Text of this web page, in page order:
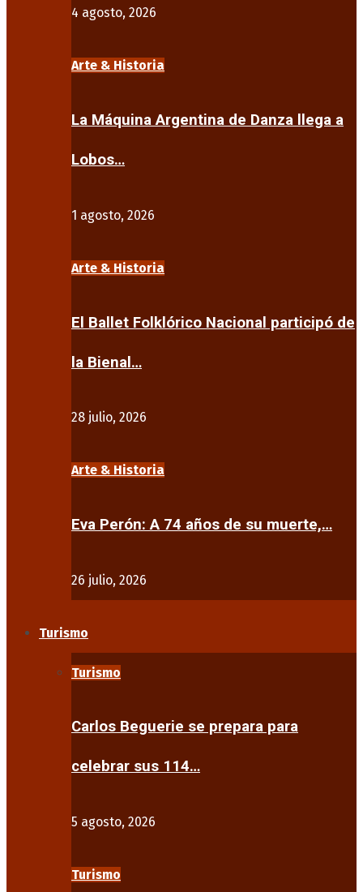
4 agosto, 2026
Arte & Historia
La Máquina Argentina de Danza llega a
Lobos…
1 agosto, 2026
Arte & Historia
El Ballet Folklórico Nacional participó de
la Bienal…
28 julio, 2026
Arte & Historia
Eva Perón: A 74 años de su muerte,…
26 julio, 2026
Turismo
Turismo
Carlos Beguerie se prepara para
celebrar sus 114…
5 agosto, 2026
Turismo